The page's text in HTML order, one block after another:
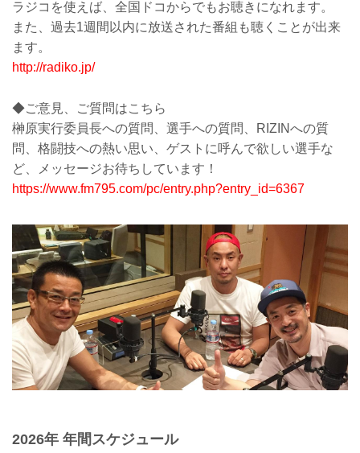
ラジコを使えば、全国ドコからでもお聴きになれます。
また、過去1週間以内に放送された番組も聴くことが出来
ます。
http://radiko.jp/
◆ご意見、ご質問はこちら
榊原実行委員長への質問、選手への質問、RIZINへの質
問、格闘技への熱い思い、ゲストに呼んで欲しい選手な
ど、メッセージお待ちしています！
https://www.fm795.com/pc/entry.php?entry_id=6367
2026年 年間スケジュール